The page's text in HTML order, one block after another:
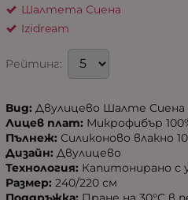
Шалтета Сиена
Izidream
Рейтинг:
Вид: Двулицево Шалте Сиена
Лицев плат: Микрофибър
Пълнеж: Силиконово влакно
Дизайн: Двулицево
Технология: Капитонирано с
Размер: 240/220 см